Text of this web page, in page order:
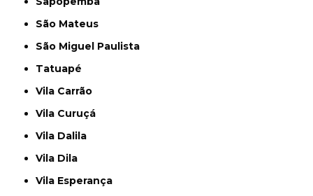
São Mateus
São Miguel Paulista
Tatuapé
Vila Carrão
Vila Curuçá
Vila Dalila
Vila Dila
Vila Esperança